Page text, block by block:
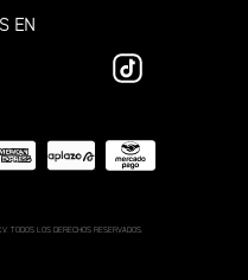
EN
TODOS LOS DERECHOS RESERVADOS.